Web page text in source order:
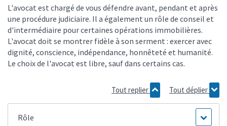
L'avocat est chargé de vous défendre avant, pendant et après
une procédure judiciaire. Il a également un rôle de conseil et
d'intermédiaire pour certaines opérations immobilières.
L'avocat doit se montrer fidèle à son serment : exercer avec
dignité, conscience, indépendance, honnêteté et humanité.
Le choix de l'avocat est libre, sauf dans certains cas.
Tout replier Tout déplier
Rôle